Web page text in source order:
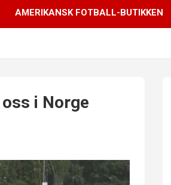
AMERIKANSK FOTBALL-BUTIKKEN
i Norge